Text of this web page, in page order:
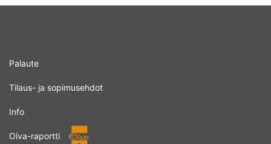
Palaute
Tilaus- ja sopimusehdot
Info
Oiva-raportti